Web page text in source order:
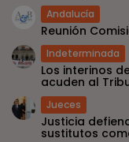
Andalucía
Reunión
Indeterminada
Los interinos
acuden al
Jueces
Justicia
sustitutos